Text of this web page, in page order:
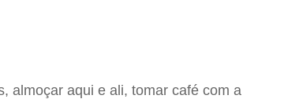
almoçar aqui e ali, tomar café com a